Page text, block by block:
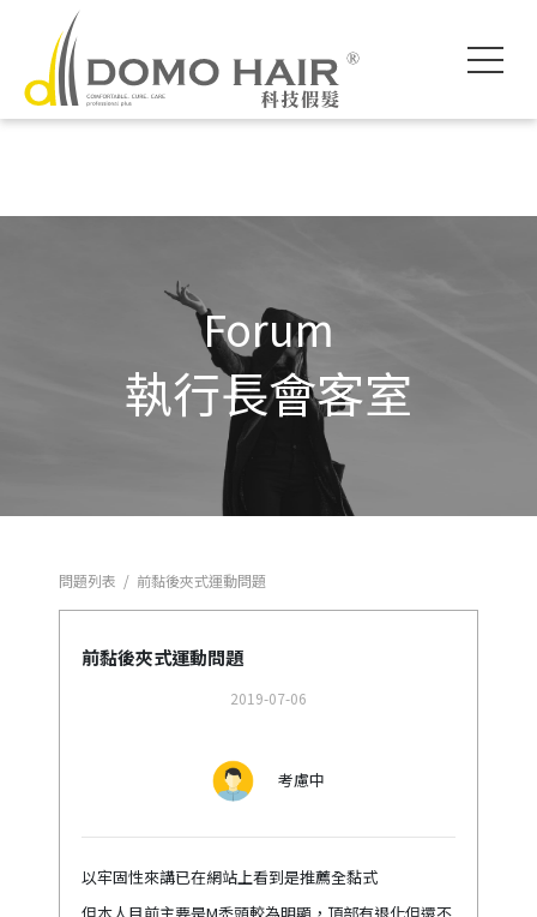
Forum
執行長會客室
問題列表 / 前黏後夾式運動問題
前黏後夾式運動問題
2019-07-06
考慮中
以牢固性來講已在網站上看到是推薦全黏式